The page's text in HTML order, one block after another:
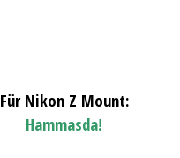
Für Nikon Z Mount:
Hammasda!